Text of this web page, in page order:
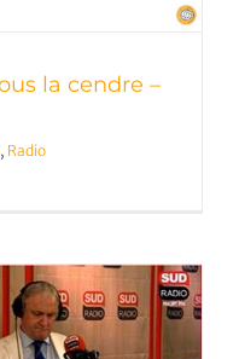
la cendre –
, Radio